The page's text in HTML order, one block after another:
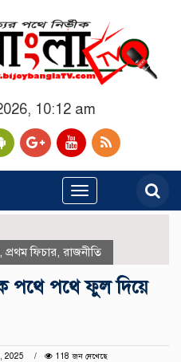
10:12 am
Toggle
navigation
প্রথম ফিচার রাজনীতি
পথে পথে ফুল দিয়ে
2025
118 জন দেখেছে